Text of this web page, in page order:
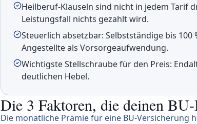
Heilberuf-Klauseln sind nicht in jedem Tarif
Leistungsfall nichts gezahlt wird.
Steuerlich absetzbar: Selbstständige bis
Angestellte als Vorsorgeaufwendung.
Wichtigste Stellschraube für den Preis:
deutlichen Hebel.
Die 3 Faktoren, die deinen
Die monatliche Prämie für eine BU-Versicherung